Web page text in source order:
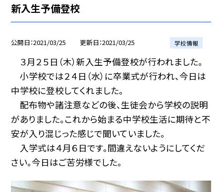
新入生予備登校
公開日 2021/03/25 更新日 2021/03/25 学校情報
３月２５日（木）新入生予備登校が行われました。
小学校では２４日（水）に卒業式が行われ、今日は
中学校に登校してくれました。
配布物や諸注意などの後、生徒会から学校の説明
がありました。これから始まる中学校生活に期待と不
安が入り混じった感じで聞いていました。
入学式は４月６日です。間違えないようにしてくだ
さい。今日はご苦労様でした。